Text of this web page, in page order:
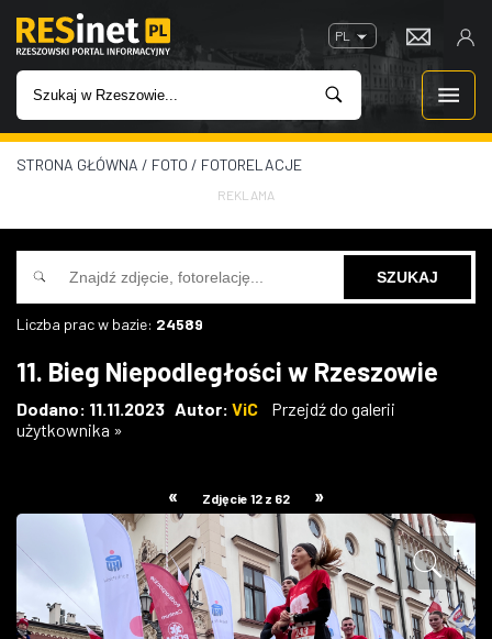
PL
WIADOMOŚCI
INWESTYCJE
IMPREZY
W KINACH
ZDJĘCIA
W RZESZOWIE
STRONA GŁÓWNA / FOTO / FOTORELACJE
REKLAMA
Liczba prac w bazie: 24589
11. Bieg Niepodległości w Rzeszowie
Dodano: 11.11.2023 Autor: ViC
Przejdź do galerii
użytkownika »
« Zdjęcie 12 z 62 »